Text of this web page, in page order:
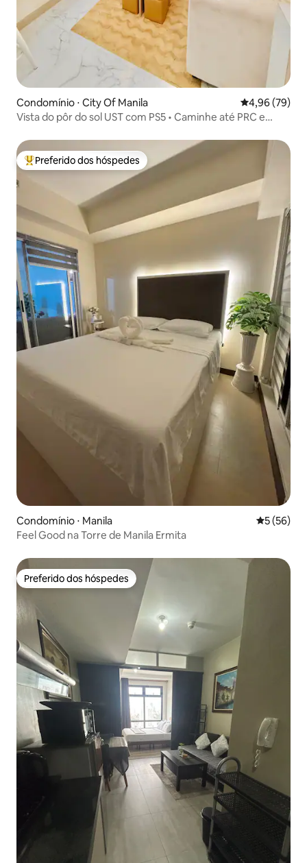
Condomínio ⋅ City Of Manila 4,96 de uma
4,96 (79)
Vista do pôr do sol UST com PS5 • Caminhe até PRC e
Entre os melhores preferidos dos hóspedes
Preferido dos hóspedes
Condomínio ⋅ Manila 5 de uma
5 (56)
Feel Good na Torre de Manila Ermita
Preferido dos hóspedes
Preferido dos hóspedes